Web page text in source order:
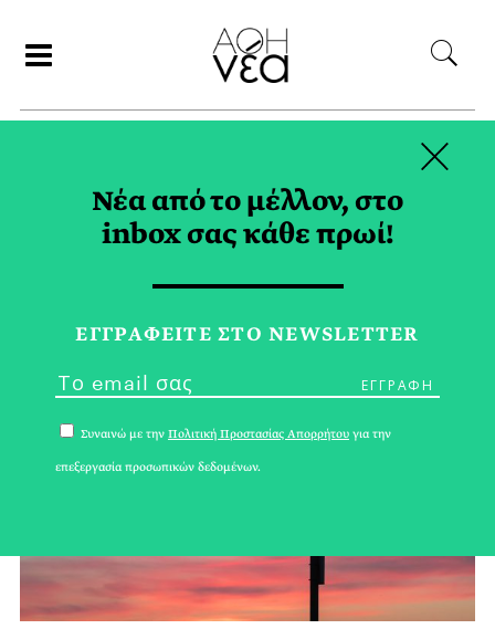
ΟVERCHOICE TAG
Νέα από το μέλλον, στο
inbox σας κάθε πρωί!
ΕΓΓPΑΦΕΙΤΕ ΣΤΟ NEWSLETTER
Συναινώ με την Πολιτική Προστασίας Απορρήτου για την
επεξεργασία προσωπικών δεδομένων.
×